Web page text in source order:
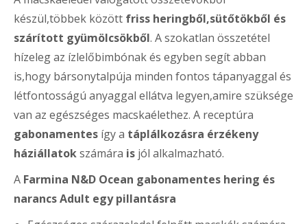
készül,többek között friss heringből,sütőtökből és
szárított gyümölcsökből. A szokatlan összetétel
hízeleg az ízlelőbimbónak és egyben segít abban
is,hogy bársonytalpúja minden fontos tápanyaggal és
létfontosságú anyaggal ellátva legyen,amire szüksége
van az egészséges macskaélethez. A receptúra
gabonamentes így a táplálkozásra érzékeny
háziállatokszámára is jól alkalmazható.
A Farmina N&D Ocean gabonamentes hering és
narancs Adult egy pillantásra